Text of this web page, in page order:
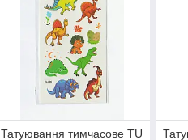
Татуювання тимчасове TU